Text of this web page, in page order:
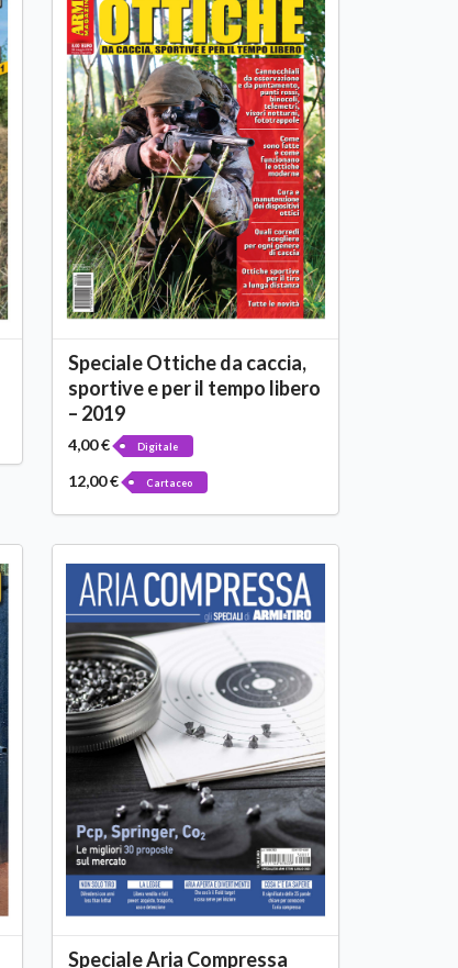
Speciale Ottiche da caccia,
sportive e per il tempo libero
– 2019
4,00 € Digitale
12,00 € Cartaceo
Speciale Aria Compressa